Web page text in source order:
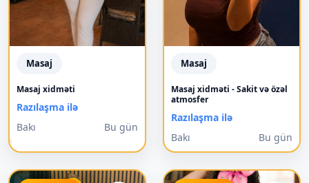
Masaj
Masaj xidməti
Razılaşma ilə
Bakı
Bu gün
Masaj
Masaj xidməti - Sakit və özəl
atmosfer
Razılaşma ilə
Bakı
Bu gün